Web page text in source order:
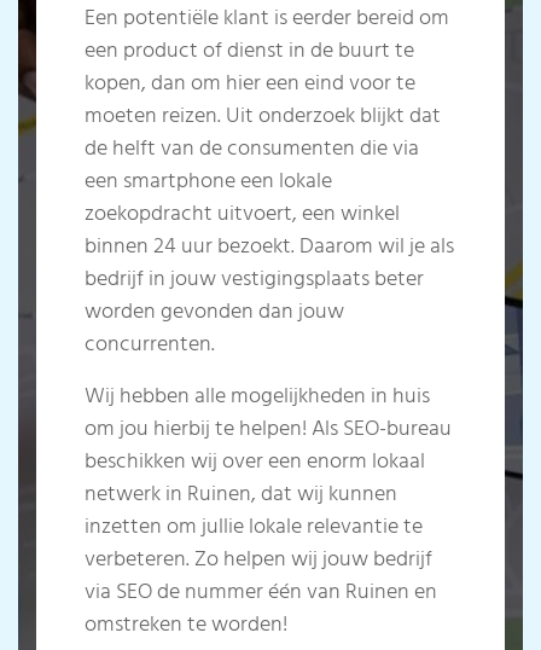
Een potentiële klant is eerder bereid om
een product of dienst in de buurt te
kopen, dan om hier een eind voor te
moeten reizen. Uit onderzoek blijkt dat
de helft van de consumenten die via
een smartphone een lokale
zoekopdracht uitvoert, een winkel
binnen 24 uur bezoekt. Daarom wil je als
bedrijf in jouw vestigingsplaats beter
worden gevonden dan jouw
concurrenten.
Wij hebben alle mogelijkheden in huis
om jou hierbij te helpen! Als SEO-bureau
beschikken wij over een enorm lokaal
netwerk in Ruinen, dat wij kunnen
inzetten om jullie lokale relevantie te
verbeteren. Zo helpen wij jouw bedrijf
via SEO de nummer één van Ruinen en
omstreken te worden!